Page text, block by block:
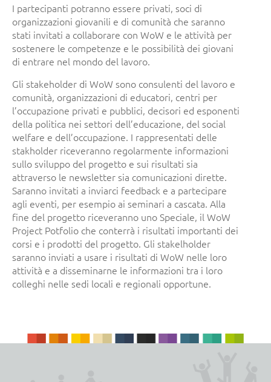
I partecipanti potranno essere privati, soci di
organizzazioni giovanili e di comunità che saranno
stati invitati a collaborare con WoW e le attività per
sostenere le competenze e le possibilità dei giovani
di entrare nel mondo del lavoro.
Gli stakeholder di WoW sono consulenti del lavoro e
comunità, organizzazioni di educatori, centri per
l’occupazione privati e pubblici, decisori ed esponenti
della politica nei settori dell’educazione, del social
welfare e dell’occupazione. I rappresentati delle
stakholder riceveranno regolarmente informazioni
sullo sviluppo del progetto e sui risultati sia
attraverso le newsletter sia comunicazioni dirette.
Saranno invitati a inviarci feedback e a partecipare
agli eventi, per esempio ai seminari a cascata. Alla
fine del progetto riceveranno uno Speciale, il WoW
Project Potfolio che conterrà i risultati importanti dei
corsi e i prodotti del progetto. Gli stakelholder
saranno inviati a usare i risultati di WoW nelle loro
attività e a disseminarne le informazioni tra i loro
colleghi nelle sedi locali e regionali opportune.